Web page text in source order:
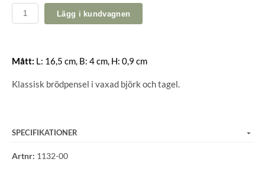
Lägg i kundvagnen
Mått: L: 16,5 cm, B: 4 cm, H: 0,9 cm
Klassisk brödpensel i vaxad björk och tagel.
SPECIFIKATIONER
Artnr: 1132-00